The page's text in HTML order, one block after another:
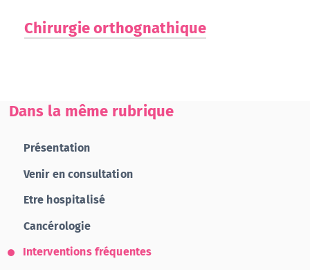
Chirurgie orthognathique
Dans la même rubrique
Présentation
Venir en consultation
Etre hospitalisé
Cancérologie
Interventions fréquentes